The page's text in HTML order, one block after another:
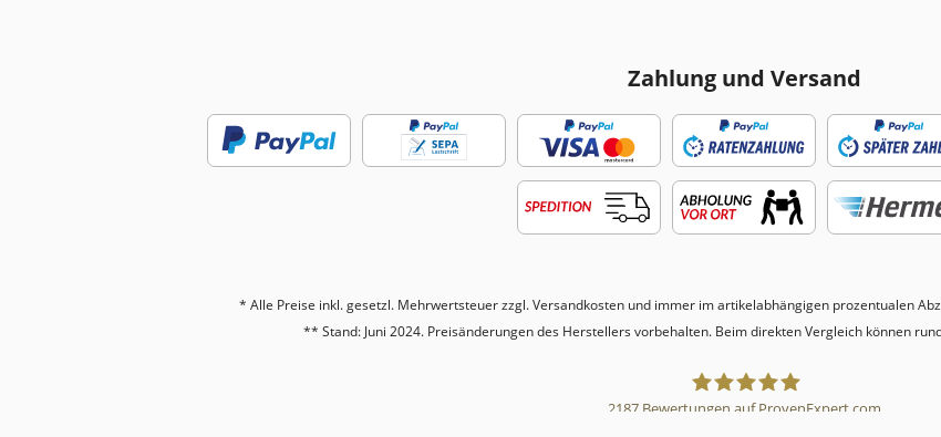
Zahlung und Versand
* Alle Preise inkl. gesetzl. Mehrwertsteuer zzgl.Versandkosten und immer im artikelabhängigen prozentualen
** Stand: Juni 2024. Preisänderungen des Herstellers vorbehalten. Beim direkten Vergleich können
2187Bewertungen auf ProvenExpert.com